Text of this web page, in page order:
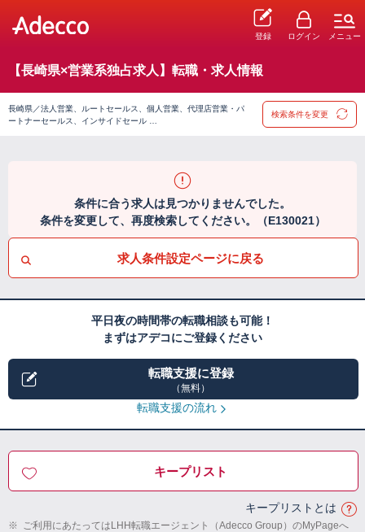
登録 ログイン メニュー
【長崎県×営業系独占求人】転職・求人情報
長崎県／法人営業、ルートセールス、個人営業、代理店営業・パ
ートナーセールス、インサイドセール …
検索条件を変更
条件に合う求人は見つかりませんでした。
条件を変更して、再度検索してください。（E130021）
求人条件設定ページに戻る
平日夜の時間帯の転職相談も可能！
まずはアデコにご登録ください
転職支援に登録
（無料）
転職支援の流れ
キープリスト
キープリストとは
※ ご利用にあたってはLHH転職エージェント（Adecco Group）のMyPageへ